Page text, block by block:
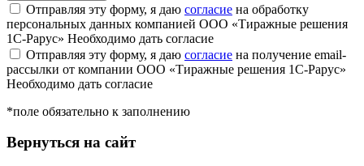
Отправляя эту форму, я даю согласие на обработку
персональных данных компанией ООО «Тиражные решения
1С-Рарус» Необходимо дать согласие
Отправляя эту форму, я даю согласие на получение email-
рассылки от компании ООО «Тиражные решения 1С-Рарус»
Необходимо дать согласие
*поле обязательно к заполнению
Вернуться на сайт